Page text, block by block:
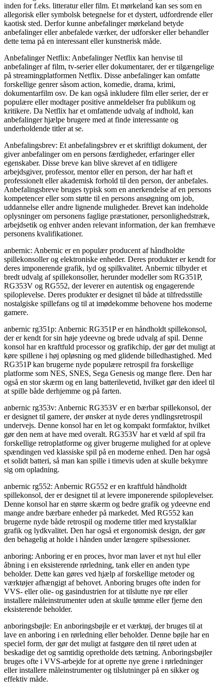
inden for f.eks. litteratur eller film. Et mørkeland kan ses som en
allegorisk eller symbolsk betegnelse for et dystert, udfordrende eller
kaotisk sted. Derfor kunne anbefalinger mørkeland betyde
anbefalinger eller anbefalede værker, der udforsker eller behandler
dette tema på en interessant eller kunstnerisk måde.
Anbefalinger Netflix: Anbefalinger Netflix kan henvise til
anbefalinger af film, tv-serier eller dokumentarer, der er tilgængelige
på streamingplatformen Netflix. Disse anbefalinger kan omfatte
forskellige genrer såsom action, komedie, drama, krimi,
dokumentarfilm osv. De kan også inkludere film eller serier, der er
populære eller modtager positive anmeldelser fra publikum og
kritikere. Da Netflix har et omfattende udvalg af indhold, kan
anbefalinger hjælpe brugere med at finde interessante og
underholdende titler at se.
Anbefalingsbrev: Et anbefalingsbrev er et skriftligt dokument, der
giver anbefalinger om en persons færdigheder, erfaringer eller
egenskaber. Disse breve kan blive skrevet af en tidligere
arbejdsgiver, professor, mentor eller en person, der har haft et
professionelt eller akademisk forhold til den person, der anbefales.
Anbefalingsbreve bruges typisk som en anerkendelse af en persons
kompetencer eller som støtte til en persons ansøgning om job,
uddannelse eller andre lignende muligheder. Brevet kan indeholde
oplysninger om personens faglige præstationer, personlighedstræk,
arbejdsetik og enhver anden relevant information, der kan fremhæve
personens kvalifikationer.
anbernic: Anbernic er en populær producent af håndholdte
spillekonsoller og elektroniske enheder. Deres produkter er kendt for
deres imponerende grafik, lyd og spilkvalitet. Anbernic tilbyder et
bredt udvalg af spillekonsoller, herunder modeller som RG351P,
RG353V og RG552, der leverer en autentisk og engagerende
spiloplevelse. Deres produkter er designet til både at tilfredsstille
nostalgiske spillefans og til at imødekomme behovene hos moderne
gamere.
anbernic rg351p: Anbernic RG351P er en håndholdt spillekonsol,
der er kendt for sin høje ydeevne og brede udvalg af spil. Denne
konsol har en kraftfuld processor og grafikchip, der gør det muligt at
køre spillene i høj opløsning og med glidende billedhastighed. Med
RG351P kan brugerne nyde populære retrospil fra forskellige
platforme som NES, SNES, Sega Genesis og mange flere. Den har
også en stor skærm og en lang batterilevetid, hvilket gør den ideel til
at spille både derhjemme og på farten.
anbernic rg353v: Anbernic RG353V er en bærbar spillekonsol, der
er designet til gamere, der ønsker at nyde deres yndlingsretrospil
undervejs. Denne konsol har en let og kompakt formfaktor, hvilket
gør den nem at have med overalt. RG353V har et væld af spil fra
forskellige retroplatforme og giver brugerne mulighed for at opleve
spændingen ved klassiske spil på en moderne enhed. Den har også
et solidt batteri, så man kan spille i timevis uden at skulle bekymre
sig om opladning.
anbernic rg552: Anbernic RG552 er en kraftfuld håndholdt
spillekonsol, der er designet til at levere imponerende spiloplevelser.
Denne konsol har en større skærm og bedre grafik og ydeevne end
mange andre bærbare enheder på markedet. Med RG552 kan
brugerne nyde både retrospil og moderne titler med krystalklar
grafik og lydkvalitet. Den har også et ergonomisk design, der gør
den behagelig at holde i hånden under længere spilsessioner.
anboring: Anboring er en proces, hvor man laver et nyt hul eller
åbning i en eksisterende rørledning, tank eller en anden type
beholder. Dette kan gøres ved hjælp af forskellige metoder og
værktøjer afhængigt af behovet. Anboring bruges ofte inden for
VVS- eller olie- og gasindustrien for at tilslutte nye rør eller
installere måleinstrumenter uden at skulle tømme eller fjerne den
eksisterende beholder.
anboringsbøjle: En anboringsbøjle er et værktøj, der bruges til at
lave en anboring i en rørledning eller beholder. Denne bøjle har en
speciel form, der gør det muligt at fastgøre den til røret uden at
beskadige det og samtidig opretholde dets tætning. Anboringsbøjler
bruges ofte i VVS-arbejde for at oprette nye grene i rørledninger
eller installere måleinstrumenter og tilslutninger på en sikker og
effektiv måde.